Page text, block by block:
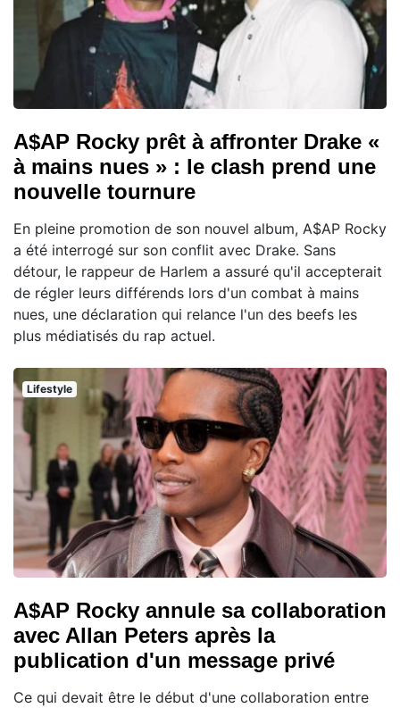
A$AP Rocky prêt à affronter Drake «
à mains nues » : le clash prend une
nouvelle tournure
En pleine promotion de son nouvel album, A$AP Rocky
a été interrogé sur son conflit avec Drake. Sans
détour, le rappeur de Harlem a assuré qu'il accepterait
de régler leurs différends lors d'un combat à mains
nues, une déclaration qui relance l'un des beefs les
plus médiatisés du rap actuel.
Lifestyle
A$AP Rocky annule sa collaboration
avec Allan Peters après la
publication d'un message privé
Ce qui devait être le début d'une collaboration entre